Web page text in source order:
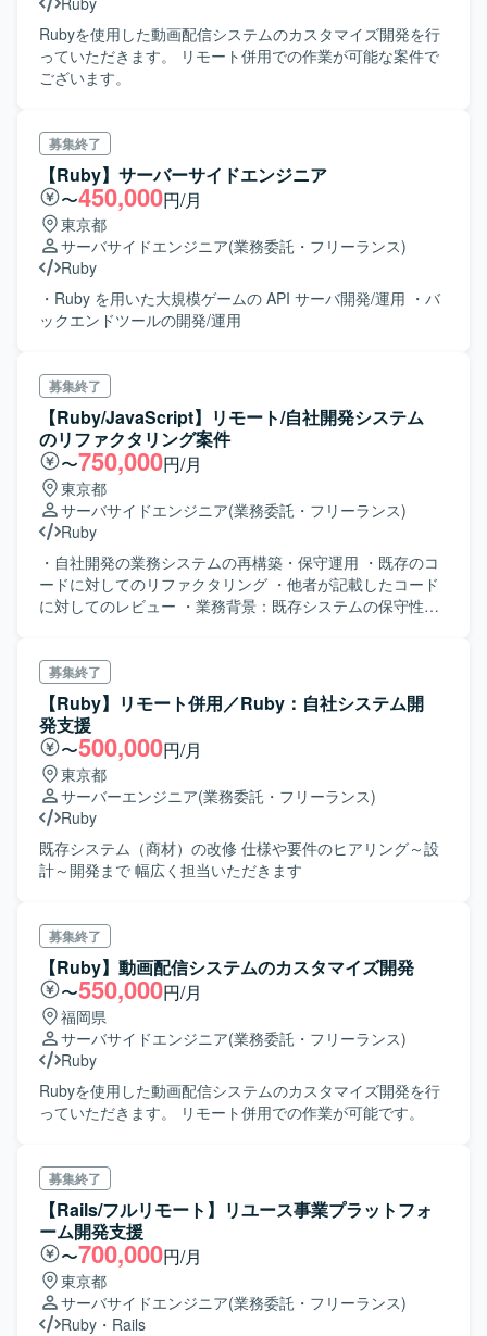
Datadog、Fluentd、BigQuery、Redashなどによるモニタ
リングやデータ分析の仕組みが整っております。
Rubyを使用した動画配信システムのカスタマイズ開発を行
っていただきます。 リモート併用での作業が可能な案件で
ございます。
募集終了
【Ruby】サーバーサイドエンジニア
〜450,000円/月
東京都
サーバサイドエンジニア(業務委託・フリーランス)
Ruby
・Ruby を用いた大規模ゲームの API サーバ開発/運用 ・バ
ックエンドツールの開発/運用
募集終了
【Ruby/JavaScript】リモート/自社開発システム
のリファクタリング案件
〜750,000円/月
東京都
サーバサイドエンジニア(業務委託・フリーランス)
Ruby
・自社開発の業務システムの再構築・保守運用 ・既存のコ
ードに対してのリファクタリング ・他者が記載したコード
に対してのレビュー ・業務背景：既存システムの保守性が
めに、リファクタリングを全面的に実施することとなっ
た。
募集終了
【Ruby】リモート併用／Ruby：自社システム開
発支援
〜500,000円/月
東京都
サーバーエンジニア(業務委託・フリーランス)
Ruby
既存システム（商材）の改修 仕様や要件のヒアリング～設
計～開発まで 幅広く担当いただきます
募集終了
【Ruby】動画配信システムのカスタマイズ開発
〜550,000円/月
福岡県
サーバサイドエンジニア(業務委託・フリーランス)
Ruby
Rubyを使用した動画配信システムのカスタマイズ開発を行
っていただきます。 リモート併用での作業が可能です。
募集終了
【Rails/フルリモート】リユース事業プラットフォ
ーム開発支援
〜700,000円/月
東京都
サーバサイドエンジニア(業務委託・フリーランス)
Ruby ・ Rails